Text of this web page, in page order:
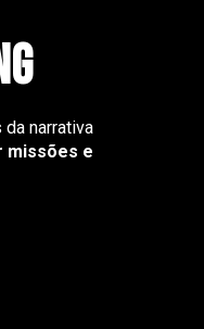
narrativa
missões e